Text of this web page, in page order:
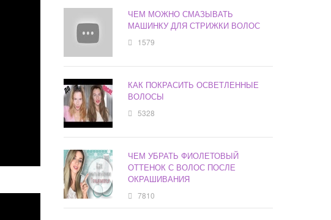
ЧЕМ МОЖНО СМАЗЫВАТЬ
МАШИНКУ ДЛЯ СТРИЖКИ ВОЛОС
1579
КАК ПОКРАСИТЬ ОСВЕТЛЕННЫЕ
ВОЛОСЫ
5328
ЧЕМ УБРАТЬ ФИОЛЕТОВЫЙ
ОТТЕНОК С ВОЛОС ПОСЛЕ
ОКРАШИВАНИЯ
7810